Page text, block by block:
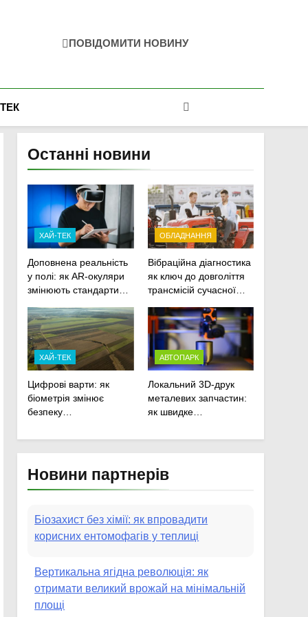
ПОВІДОМИТИ НОВИНУ
Останні новини
ХАЙ-ТЕК
Доповнена реальність
у полі: як AR-окуляри
змінюють стандарти
сільськогосподарської
техніки
ОБЛАДНАННЯ
Вібраційна діагностика
як ключ до довголіття
трансмісій сучасної
ХАЙ-ТЕК
Цифрові варти: як
біометрія змінює
безпеку
АВТОПАРК
Локальний 3D-друк
металевих запчастин:
як швидке
посівну
Новини партнерів
Біозахист без хімії: як впровадити
корисних ентомофагів у теплиці
Вертикальна ягідна революція: як
отримати великий врожай на мінімальній
площі